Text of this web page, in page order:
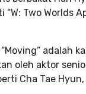
Two Worlds
adalah
oleh aktor
Cha Tae